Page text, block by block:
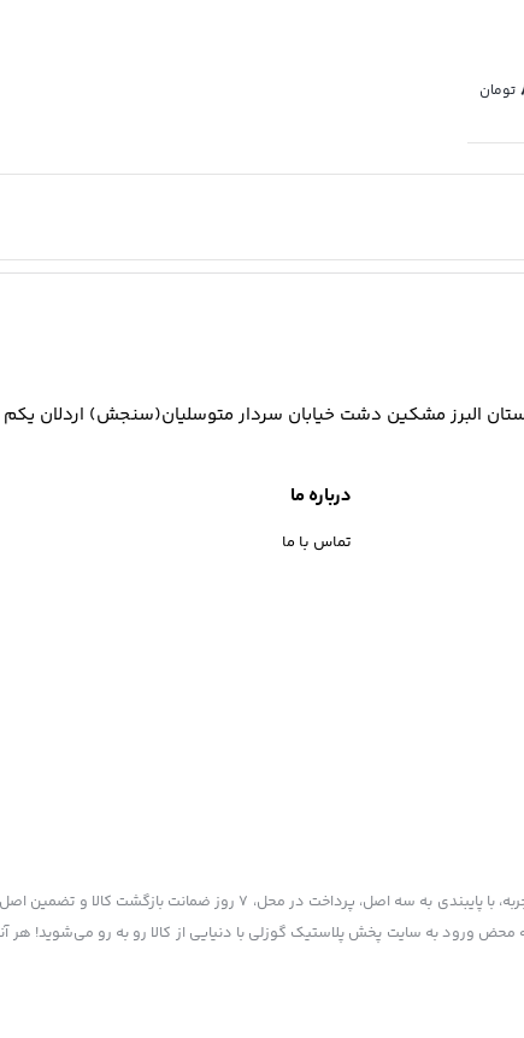
تومان
البرز مشکین دشت خیابان سردار متوسلیان(سنجش) اردلان
درباره ما
تماس با ما
پخش پلاستیک گوزلی به عنوان یکی از قدیمی‌ترین فروشگاه های اینترنتی با بیش از یک دهه تجربه، با پایبندی به سه اصل، پرداخت
ورود به سایت پخش پلاستیک گوزلی با دنیایی از کالا رو به رو می‌شوید! هر